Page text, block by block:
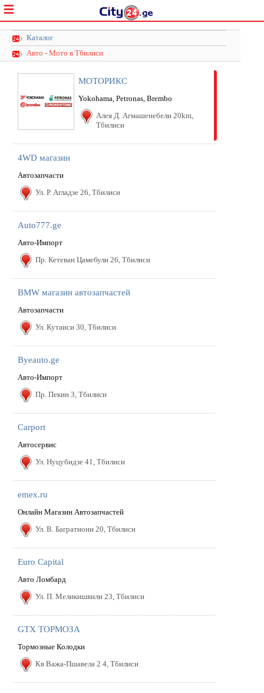
Каталог
Авто - Мото в Тбилиси
МОТОРИКС
Yokohama, Petronas, Brembo
Алея Д. Агмашенебели 20km,
Тбилиси
4WD магазин
Автозапчасти
Ул. Р. Агладзе 26, Тбилиси
Auto777.ge
Авто-Импорт
Пр. Кетеван Цамебули 26, Тбилиси
BMW магазин автозапчастей
Автозапчасти
Ул. Кутаиси 30, Тбилиси
Byeauto.ge
Авто-Импорт
Пр. Пекин 3, Тбилиси
Carport
Автосервис
Ул. Hуцубидзе 41, Тбилиси
emex.ru
Онлайн Магазин Автозапчастей
Ул. В. Багратиони 20, Тбилиси
Euro Capital
Авто Ломбард
Ул. П. Меликишвили 23, Тбилиси
GTX ТОРМОЗА
Тормозные Колодки
Кв Важа-Пшавела 2 4, Тбилиси